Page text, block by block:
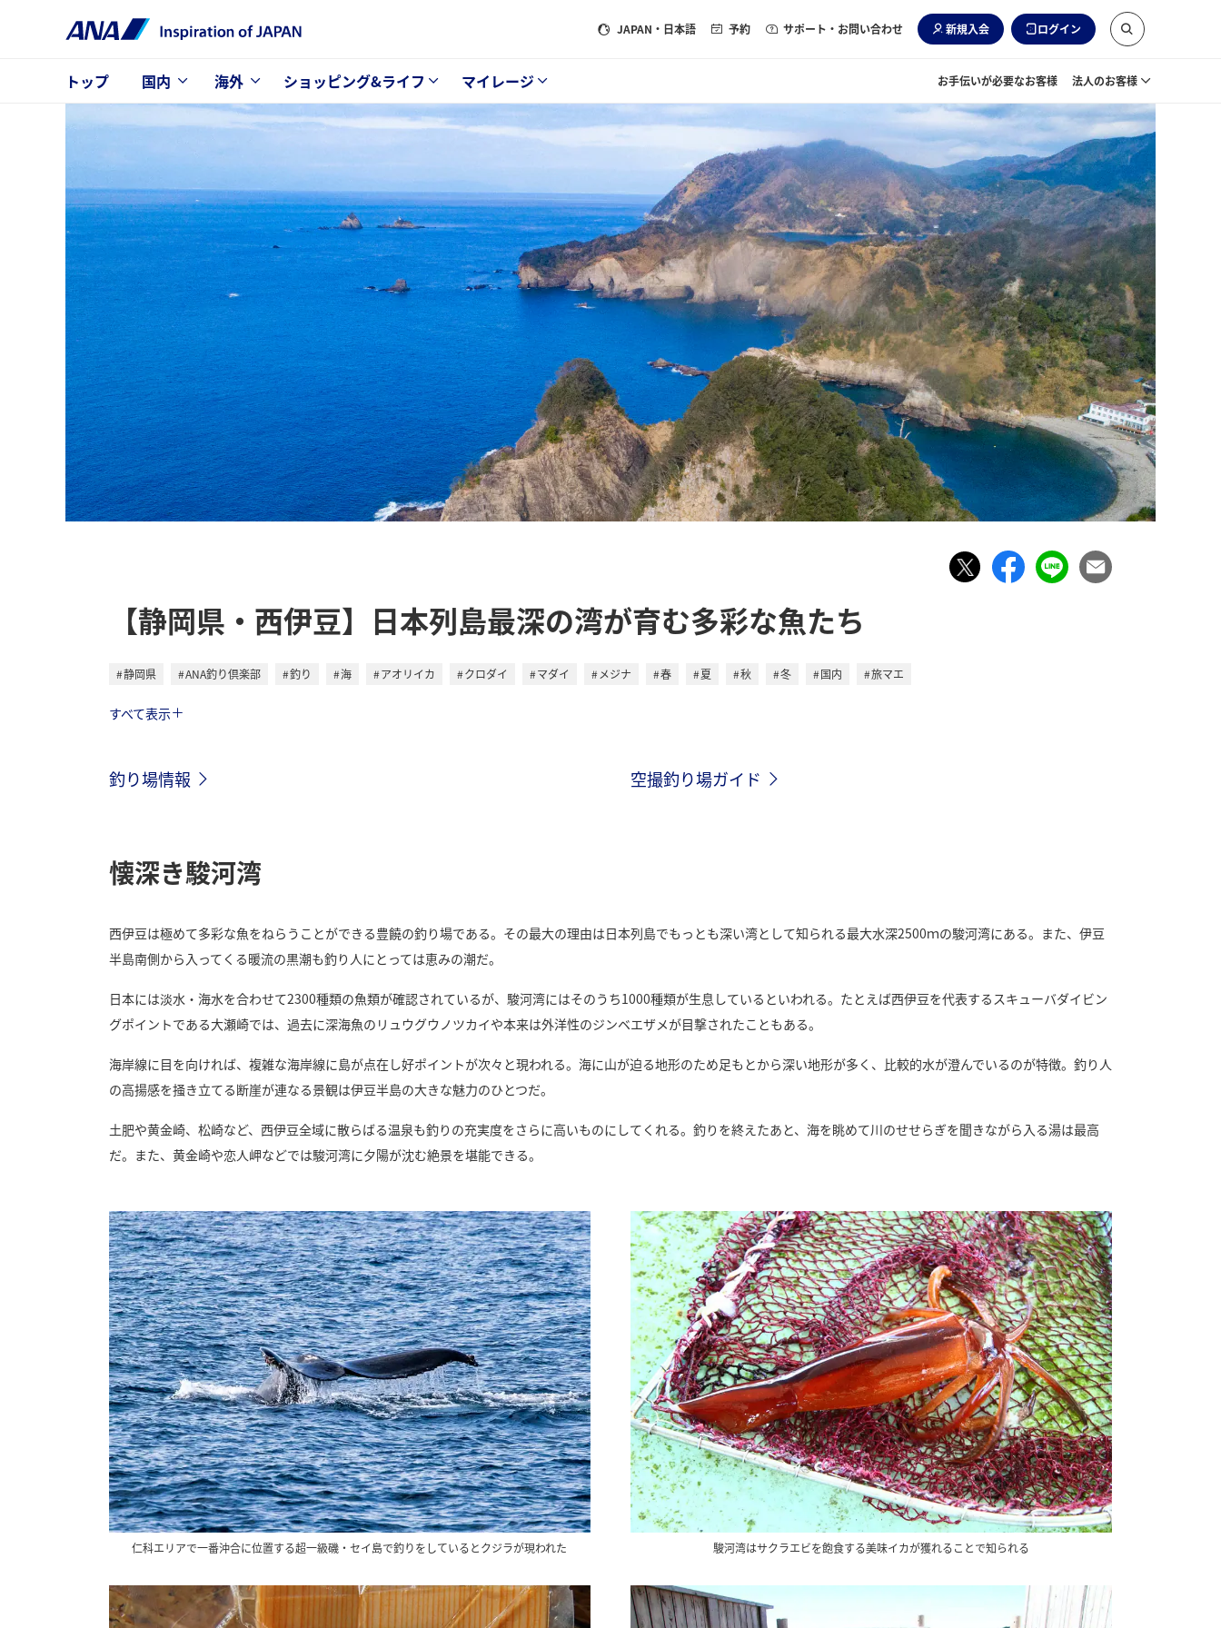
JAPAN ・日本語 予約 サポート・お問い合わせ 新規入会 ログイン
トップ 国内 海外 ショッピング&ライフ マイレージ お手伝いが必要なお客様 法人のお客様
【静岡県・西伊豆】日本列島最深の湾が育む多彩な魚たち
静岡県 ANA釣り倶楽部 釣り 海 アオリイカ クロダイ マダイ メジナ 春 夏 秋 冬 国内
旅マエ
すべて表示
釣り場情報 空撮釣り場ガイド
懐深き駿河湾
西伊豆は極めて多彩な魚をねらうことができる豊饒の釣り場である。その最大の理由は日本列島でもっとも深い湾として知られる最大水深2500ｍの駿河湾にある。また、伊豆
半島南側から入ってくる暖流の黒潮も釣り人にとっては恵みの潮だ。
日本には淡水・海水を合わせて2300種類の魚類が確認されているが、駿河湾にはそのうち1000種類が生息しているといわれる。たとえば西伊豆を代表するスキューバダイビン
グポイントである大瀬崎では、過去に深海魚のリュウグウノツカイや本来は外洋性のジンベエザメが目撃されたこともある。
海岸線に目を向ければ、複雑な海岸線に島が点在し好ポイントが次々と現われる。海に山が迫る地形のため足もとから深い地形が多く、比較的水が澄んでいるのが特徴。釣り人
の高揚感を掻き立てる断崖が連なる景観は伊豆半島の大きな魅力のひとつだ。
土肥や黄金崎、松崎など、西伊豆全域に散らばる温泉も釣りの充実度をさらに高いものにしてくれる。釣りを終えたあと、海を眺めて川のせせらぎを聞きながら入る湯は最高
だ。また、黄金崎や恋人岬などでは駿河湾に夕陽が沈む絶景を堪能できる。
仁科エリアで一番沖合に位置する超一級磯・セイ島で釣りをしているとクジラが現われた 駿河湾はサクラエビを飽食する美味イカが獲れることで知られる